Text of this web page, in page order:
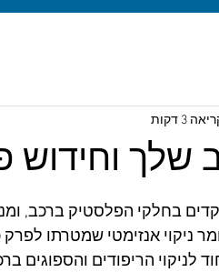
שלך
3 דקות
בחלקי הפלסטיק ברכב,
ניקוי אנזימטי שמטרתו
לניקוי הריפודים והספוגים